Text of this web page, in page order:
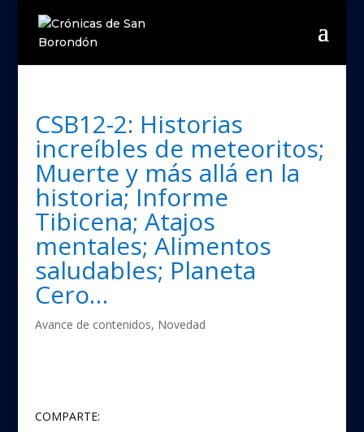
CSB12-2: Historias
increíbles de meteoritos;
Muerte y más allá en la
historia; Informe
Tibicena; Atajos
mentales; Alimentos
saludables; Planeta
Cero…
Avance de contenidos, Novedad
COMPARTE: